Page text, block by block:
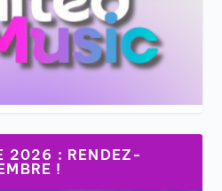
2026 : RENDEZ-
!